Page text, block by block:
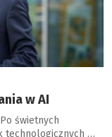
w AI
świetnych
technologicznych …